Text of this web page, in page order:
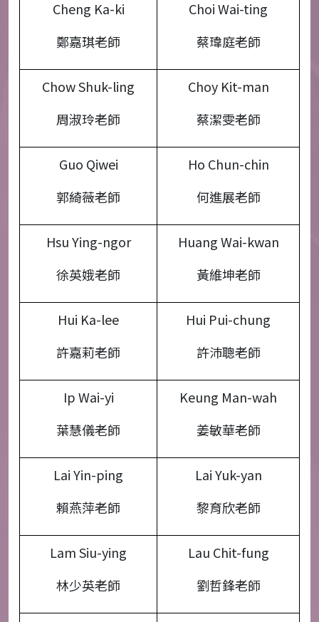
Cheng Ka-ki
鄭嘉琪老師
Choi Wai-ting
蔡瑋庭老師
Chow Shuk-ling
周淑玲老師
Choy Kit-man
蔡潔雯老師
Guo Qiwei
郭綺薇老師
Ho Chun-chin
何進展老師
Hsu Ying-ngor
徐英娥老師
Huang Wai-kwan
黃維坤老師
Hui Ka-lee
許嘉莉老師
Hui Pui-chung
許沛聰老師
Ip Wai-yi
葉慧儀老師
Keung Man-wah
姜敏華老師
Lai Yin-ping
賴燕萍老師
Lai Yuk-yan
黎育欣老師
Lam Siu-ying
林少英老師
Lau Chit-fung
劉哲鋒老師